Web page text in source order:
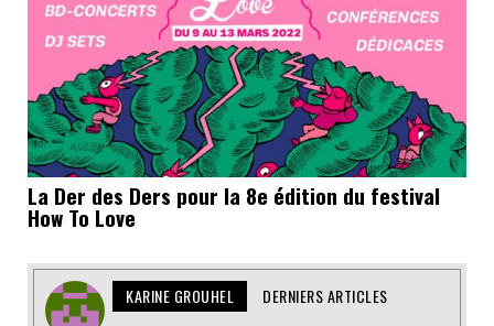
La Der des Ders pour la 8e édition du festival
How To Love
KARINE GROUHEL DERNIERS ARTICLES